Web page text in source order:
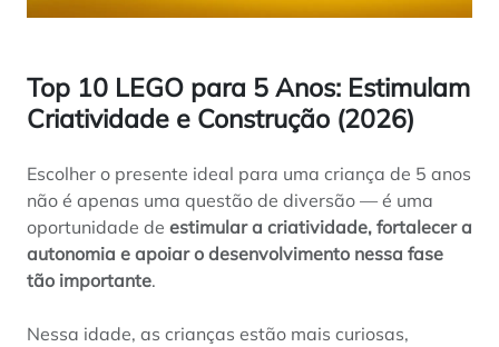
Top 10 LEGO para 5 Anos: Estimulam
Criatividade e Construção (2026)
Escolher o presente ideal para uma criança de 5 anos
não é apenas uma questão de diversão — é uma
oportunidade de estimular a criatividade, fortalecer a
autonomia e apoiar o desenvolvimento nessa fase
tão importante.
Nessa idade, as crianças estão mais curiosas,